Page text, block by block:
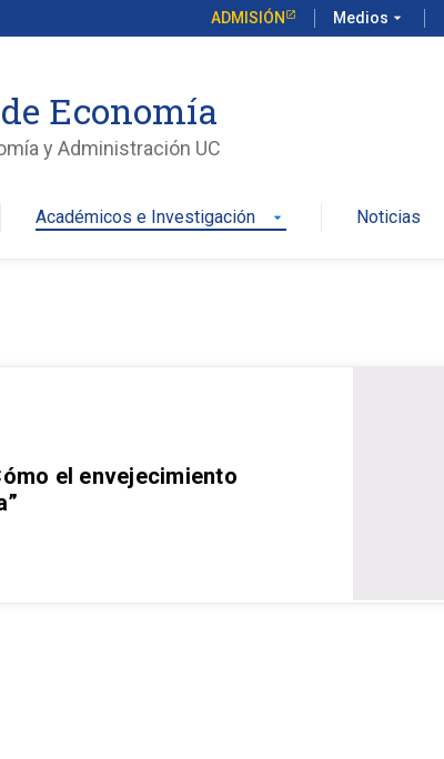
ADMISIÓN Medios arrow_drop_down
Economía
y Administración UC
Académicos e Investigación arrow_drop_down Noticias
el envejecimiento